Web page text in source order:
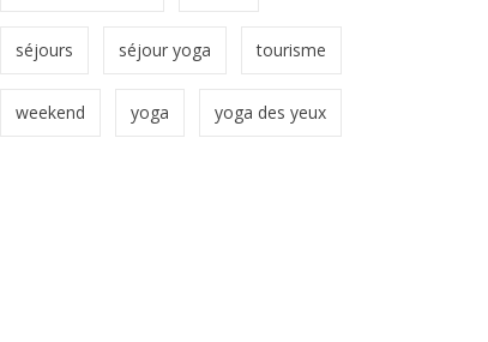
séjours séjour yoga tourisme
weekend yoga yoga des yeux